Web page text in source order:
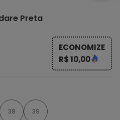
Preta
ECONOMIZE
R$ 10,00
38 39